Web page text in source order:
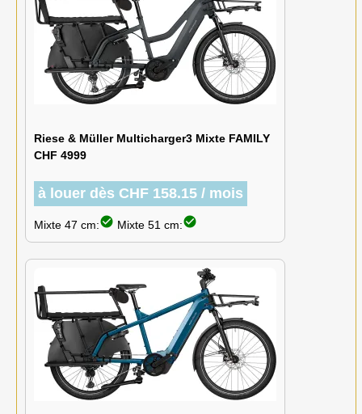
Riese & Müller Multicharger3 Mixte FAMILY
CHF 4999
à louer dès CHF 158.15 / mois
Mixte 47 cm:check_circle Mixte 51 cm:check_circle